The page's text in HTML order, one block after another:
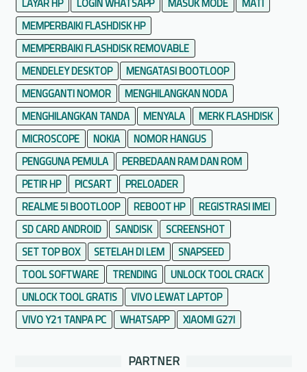
MEMPERBAIKI FLASHDISK HP
MEMPERBAIKI FLASHDISK REMOVABLE
MENDELEY DESKTOP
MENGATASI BOOTLOOP
MENGGANTI NOMOR
MENGHILANGKAN NODA
MENGHILANGKAN TANDA
MENYALA
MERK FLASHDISK
MICROSCOPE
NOKIA
NOMOR HANGUS
PENGGUNA PEMULA
PERBEDAAN RAM DAN ROM
PETIR HP
PICSART
PRELOADER
REALME 5I BOOTLOOP
REBOOT HP
REGISTRASI IMEI
SD CARD ANDROID
SANDISK
SCREENSHOT
SET TOP BOX
SETELAH DI LEM
SNAPSEED
TOOL SOFTWARE
TRENDING
UNLOCK TOOL CRACK
UNLOCK TOOL GRATIS
VIVO LEWAT LAPTOP
VIVO Y21 TANPA PC
WHATSAPP XIAOMI G27I
PARTNER